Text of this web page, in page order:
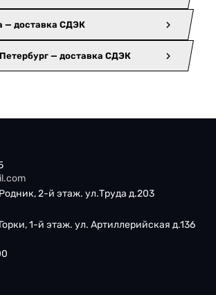
— доставка СДЭК
— доставка СДЭК
2-й этаж. ул.Труда д.203
1-й этаж. ул. Артиллерийская д.136